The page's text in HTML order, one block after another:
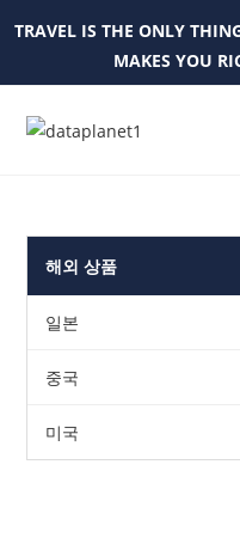
TRAVEL IS THE ONLY
MAKES YOU
해외 상품
일본
중국
미국